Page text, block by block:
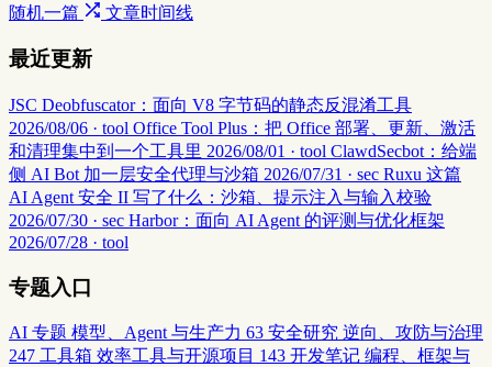
随机一篇 文章时间线
最近更新
JSC Deobfuscator：面向 V8 字节码的静态反混淆工具
2026/08/06 · tool Office Tool Plus：把 Office 部署、更新、激活
和清理集中到一个工具里 2026/08/01 · tool ClawdSecbot：给端
侧 AI Bot 加一层安全代理与沙箱 2026/07/31 · sec Ruxu 这篇
AI Agent 安全 II 写了什么：沙箱、提示注入与输入校验
2026/07/30 · sec Harbor：面向 AI Agent 的评测与优化框架
2026/07/28 · tool
专题入口
AI 专题 模型、Agent 与生产力 63 安全研究 逆向、攻防与治理
247 工具箱 效率工具与开源项目 143 开发笔记 编程、框架与